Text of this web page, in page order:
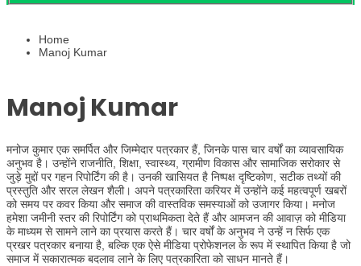
Home
Manoj Kumar
Manoj Kumar
मनोज कुमार एक समर्पित और जिम्मेदार पत्रकार हैं, जिनके पास चार वर्षों का व्यावसायिक
अनुभव है। उन्होंने राजनीति, शिक्षा, स्वास्थ्य, ग्रामीण विकास और सामाजिक सरोकार से
जुड़े मुद्दों पर गहन रिपोर्टिंग की है। उनकी खासियत है निष्पक्ष दृष्टिकोण, सटीक तथ्यों की
प्रस्तुति और सरल लेखन शैली। अपने पत्रकारिता करियर में उन्होंने कई महत्वपूर्ण खबरों
को समय पर कवर किया और समाज की वास्तविक समस्याओं को उजागर किया। मनोज
हमेशा जमीनी स्तर की रिपोर्टिंग को प्राथमिकता देते हैं और आमजन की आवाज़ को मीडिया
के माध्यम से सामने लाने का प्रयास करते हैं। चार वर्षों के अनुभव ने उन्हें न सिर्फ एक
प्रखर पत्रकार बनाया है, बल्कि एक ऐसे मीडिया प्रोफेशनल के रूप में स्थापित किया है जो
समाज में सकारात्मक बदलाव लाने के लिए पत्रकारिता को साधन मानते हैं।